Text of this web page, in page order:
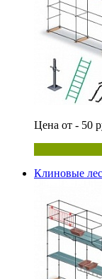
Цена от - 50
Клиновые